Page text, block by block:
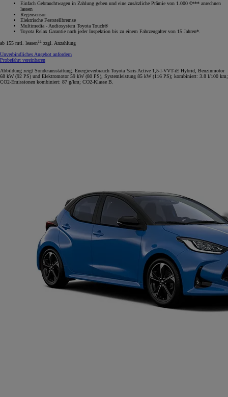
Einfach Gebrauchtwagen in Zahlung geben und eine zusätzliche Prämie von 1.000 €*** anrechnen
lassen
Regensensor
Elektrische Feststellbremse
Multimedia - Audiosystem Toyota Touch®
Toyota Relax Garantie nach jeder Inspektion bis zu einem Fahrzeugalter von 15 Jahren*.
ab 155 mtl. leasen11 zzgl. Anzahlung
Unverbindliches Angebot anfordern
Probefahrt vereinbaren
Abbildung zeigt Sonderausstattung. Energieverbrauch Toyota Yaris Active 1,5-l-VVT-iE Hybrid, Benzinmotor
68 kW (92 PS) und Elektromotor 59 kW (80 PS), Systemleistung 85 kW (116 PS); kombiniert: 3.8 l/100 km;
CO2-Emissionen kombiniert: 87 g/km; CO2-Klasse B.